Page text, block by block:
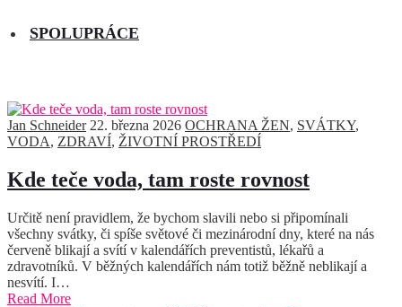
SPOLUPRÁCE
Jan Schneider 22. března 2026 OCHRANA ŽEN, SVÁTKY,
VODA, ZDRAVÍ, ŽIVOTNÍ PROSTŘEDÍ
Kde teče voda, tam roste rovnost
Určitě není pravidlem, že bychom slavili nebo si připomínali
všechny svátky, či spíše světové či mezinárodní dny, které na nás
červeně blikají a svítí v kalendářích preventistů, lékařů a
zdravotníků. V běžných kalendářích nám totiž běžně neblikají a
nesvítí. I…
Read More